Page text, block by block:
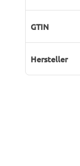
GTIN
Hersteller